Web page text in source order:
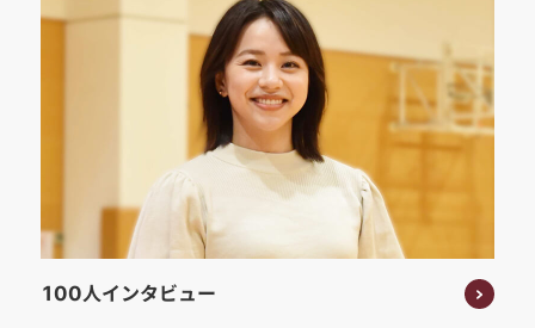
100人インタビュー